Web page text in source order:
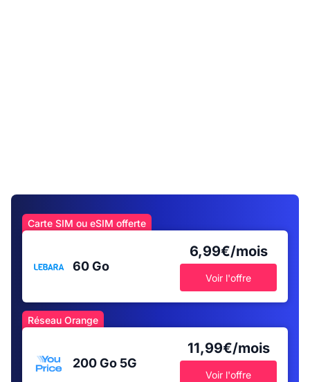
Carte SIM ou eSIM offerte
60 Go
6,99€/mois
Voir l'offre
Réseau Orange
200 Go 5G
11,99€/mois
Voir l'offre